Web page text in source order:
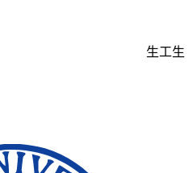
生工生